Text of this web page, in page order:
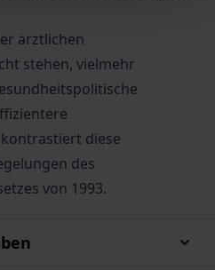
ärztlichen
stehen, vielmehr
diese
des
von 1993.